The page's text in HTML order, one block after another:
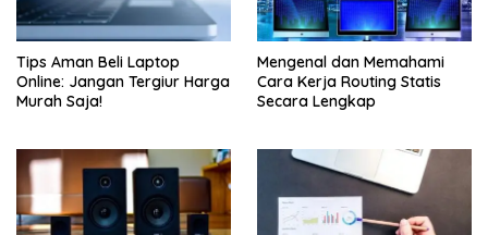
Tips Aman Beli Laptop
Online: Jangan Tergiur Harga
Murah Saja!
Mengenal dan Memahami
Cara Kerja Routing Statis
Secara Lengkap